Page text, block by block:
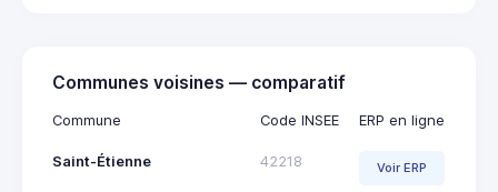
Communes voisines — comparatif
Commune Code INSEE ERP en ligne
Saint-Étienne 42218 Voir ERP